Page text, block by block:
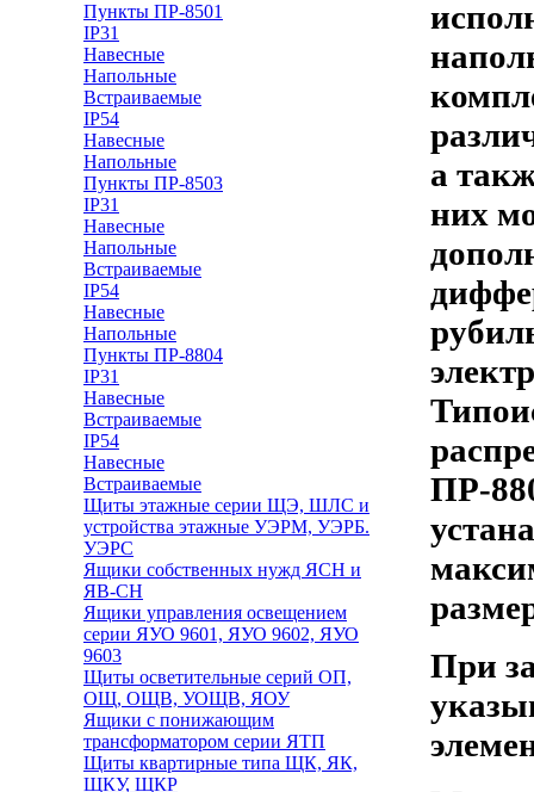
Пункты ПР-8501
IP31
Навесные
Напольные
Встраиваемые
IP54
Навесные
Напольные
Пункты ПР-8503
IP31
Навесные
Напольные
Встраиваемые
IP54
Навесные
Напольные
Пункты ПР-8804
IP31
Навесные
Встраиваемые
IP54
Навесные
Встраиваемые
Щиты этажные серии ЩЭ, ШЛС и
устройства этажные УЭРМ, УЭРБ.
УЭРС
Ящики собственных нужд ЯСН и
ЯВ-СН
Ящики управления освещением
серии ЯУО 9601, ЯУО 9602, ЯУО
9603
Щиты осветительные серий ОП,
ОЩ, ОЩВ, УОЩВ, ЯОУ
Ящики с понижающим
трансформатором серии ЯТП
Щиты квартирные типа ЩК, ЯК,
ЩКУ, ЩКР
а
них
ПР-
При